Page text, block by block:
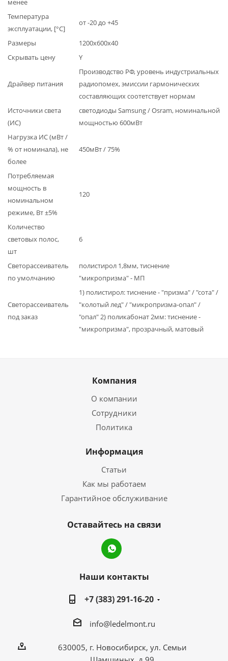
менее
Температура
эксплуатации, [°С]
от -20 до +45
Размеры
1200х600х40
Скрывать цену
Y
Драйвер питания
Производство РФ, уровень индустриальных
радиопомех, эмиссии гармонических
составляющих соотетствует нормам
Источники света
(ИС)
светодиоды Samsung / Osram, номинальной
мощностью 600мВт
Нагрузка ИС (мВт /
% от номинала), не
более
450мВт / 75%
Потребляемая
мощность в
номинальном
режиме, Вт ±5%
120
Количество
световых полос,
шт
6
Светорассеиватель
по умолчанию
полистирол 1,8мм, тиснение
"микропризма" - МП
Светорассеиватель
под заказ
1) полистирол: тиснение - "призма" / "сота" /
"колотый лед" / "микропризма-опал" /
"опал" 2) поликабонат 2мм: тиснение -
"микропризма", прозрачный, матовый
Компания
О компании
Сотрудники
Политика
Информация
Статьи
Как мы работаем
Гарантийное обслуживание
Оставайтесь на связи
Наши контакты
+7 (383) 291-16-20
info@ledelmont.ru
630005, г. Новосибирск, ул. Семьи